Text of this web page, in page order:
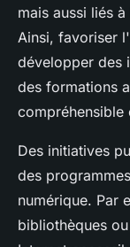
mais aussi liés
Ainsi, favoriser
développer des
des formations
compréhensible
Des initiatives
des
numérique. Par
bibliothèques